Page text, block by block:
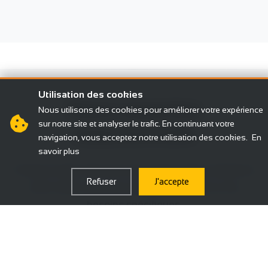
Notre expertise
rédactionnelle
Chaque projet d'écriture est unique. Nous adaptons
notre style, notre ton et notre approche à vos
besoins spécifiques.
Utilisation des cookies
Nous utilisons des cookies pour améliorer votre expérience
sur notre site et analyser le trafic. En continuant votre
navigation, vous acceptez notre utilisation des cookies. En
savoir plus
Refuser J'accepte